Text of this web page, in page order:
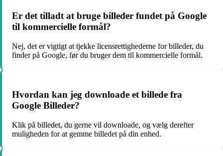
Er det tilladt at bruge billeder fundet på Google
til kommercielle formål?
Nej, det er vigtigt at tjekke licensrettighederne for billeder, du
finder på Google, før du bruger dem til kommercielle formål.
Hvordan kan jeg downloade et billede fra
Google Billeder?
Klik på billedet, du gerne vil downloade, og vælg derefter
muligheden for at gemme billedet på din enhed.